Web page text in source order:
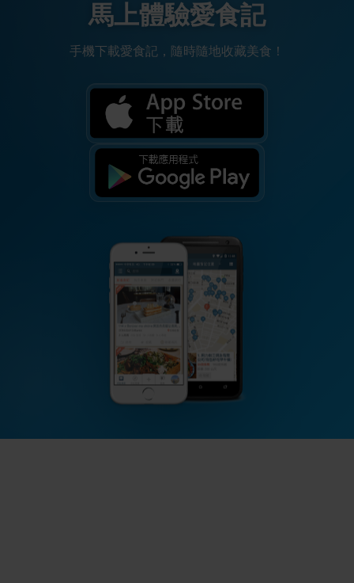
馬上體驗愛食記
手機下載愛食記，隨時隨地收藏美食！